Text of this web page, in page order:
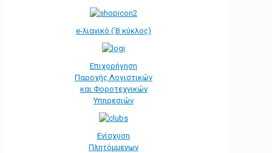
e-λιανικό (΄Β κύκλος)
Επιχορήγηση
Παροχής Λογιστικών
και Φοροτεχνικών
Υπηρεσιών
Ενίσχυση
Πλητόμμενων